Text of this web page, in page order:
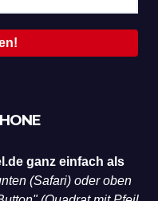
ganz einfach als
(Safari) oder oben